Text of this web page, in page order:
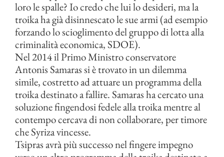
loro le spalle? Io credo che lui lo desideri, ma la
troika ha già disinnescato le sue armi (ad esempio
forzando lo scioglimento del gruppo di lotta alla
criminalità economica, SDOE).
Nel 2014 il Primo Ministro conservatore
Antonis Samaras si è trovato in un dilemma
simile, costretto ad attuare un programma della
troika destinato a fallire. Samaras ha cercato una
soluzione fingendosi fedele alla troika mentre al
contempo cercava di non collaborare, per timore
che Syriza vincesse.
Tsipras avrà più successo nel fingere impegno